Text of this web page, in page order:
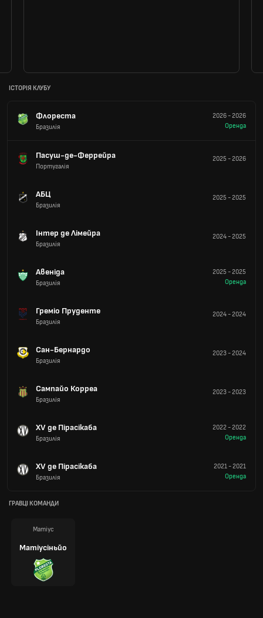
ІСТОРІЯ КЛУБУ
Флореста
Бразилія
2026-2026
Оренда
Пасуш-де-Феррейра
Португалія
2025 -2026
АБЦ
Бразилія
2025 -2025
Інтер де Лімейра
Бразилія
2024-2025
Авеніда
Бразилія
2025 -2025
Оренда
Греміо Пруденте
Бразилія
2024-2024
Сан-Бернардо
Бразилія
2023-2024
Сампайо Корреа
Бразилія
2023-2023
XV де Пірасікаба
Бразилія
2022-2022
Оренда
XV де Пірасікаба
Бразилія
2021-2021
Оренда
ГРАВЦІ КОМАНДИ
Матіус
Матіусіньйо